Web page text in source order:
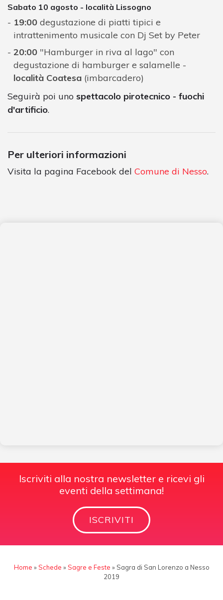
Sabato 10 agosto - località Lissogno
19:00 degustazione di piatti tipici e
intrattenimento musicale con Dj Set by Peter
20:00 "Hamburger in riva al lago" con
degustazione di hamburger e salamelle -
località Coatesa (imbarcadero)
Seguirà poi uno spettacolo pirotecnico - fuochi
d'artificio.
Per ulteriori informazioni
Visita la pagina Facebook del Comune di Nesso.
Iscriviti alla nostra newsletter e ricevi gli
eventi della settimana!
ISCRIVITI
Home »Schede »Sagre e Feste » Sagra di San Lorenzo a Nesso
2019